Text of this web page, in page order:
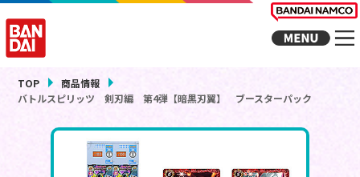
TOP
商品情報
バトルスピリッツ 剣刃編 第4弾【暗黒刃翼】 ブースターパック